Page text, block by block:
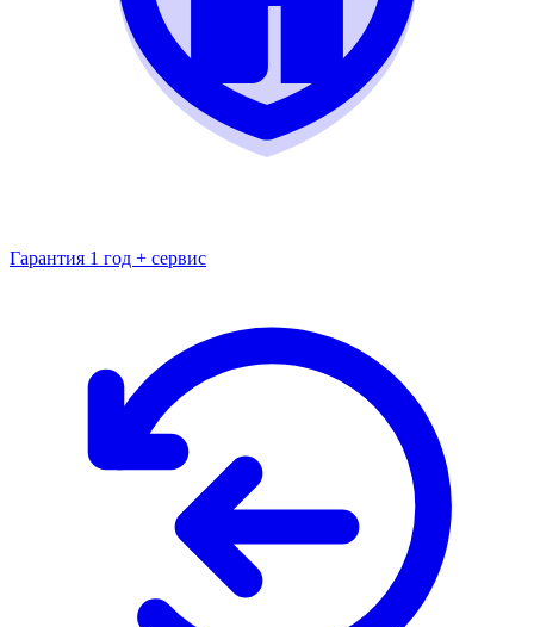
Гарантия 1 год + сервис